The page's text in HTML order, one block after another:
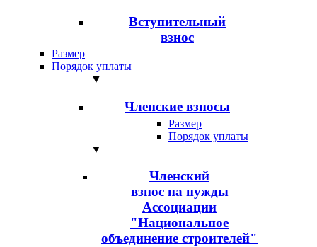
Вступительный
взнос
Размер
Порядок уплаты
▼
Членские взносы
Размер
Порядок уплаты
▼
Членский
взнос на нужды
Ассоциации
"Национальное
объединение строителей"